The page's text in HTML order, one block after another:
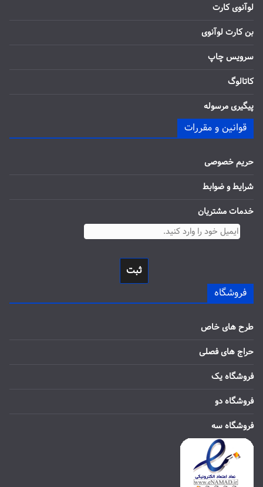
لوآنوی کارت
بن کارت لوآنوی
سرویس چاپ
کاتالوگ
پیگیری مرسوله
قوانین و مقررات
حریم خصوصی
شرایط و ضوابط
خدمات مشتریان
ثبت
فروشگاه
طرح های خاص
حراج های فصلی
فروشگاه یک
فروشگاه دو
فروشگاه سه